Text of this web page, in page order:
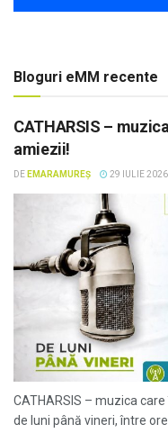
Bloguri eMM recente
CATHARSIS –
amiezii!
DE EMARAMUREȘ 29 IULIE 2026
CATHARSIS – muzica
de luni până vineri, între